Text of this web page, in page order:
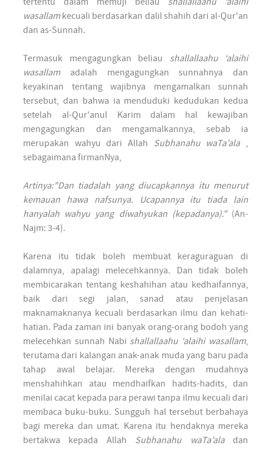
wasallamkecuali berdasarkan dalil shahih dari al-Qur'an
dan as-Sunnah.
Termasuk mengagungkan beliau shallallaahu ‘alaihi
wasallamadalah mengagungkan sunnahnya dan
keyakinan tentang wajibnya mengamalkan sunnah
tersebut, dan bahwa ia menduduki kedudukan kedua
setelah al-Qur'anul Karim dalam hal kewajiban
mengagungkan dan mengamalkannya, sebab ia
merupakan wahyu dari Allah Subhanahu waTa’ala,
sebagaimana firmanNya,
Artinya:"Dan tiadalah yang diucapkannya itu menurut
kemauan hawa nafsunya. Ucapannya itu tiada lain
hanyalah wahyu yang diwahyukan (kepadanya)."(An-
Najm: 3-4).
Karena itu tidak boleh membuat keraguraguan di
dalamnya, apalagi melecehkannya. Dan tidak boleh
membicarakan tentang keshahihan atau kedhaifannya,
baik dari segi jalan, sanad atau penjelasan
maknamaknanya kecuali berdasarkan ilmu dan kehati-
hatian. Pada zaman ini banyak orang-orang bodoh yang
melecehkan sunnah Nabi shallallaahu ‘alaihi wasallam,
terutama dari kalangan anak-anak muda yang baru pada
tahap awal belajar. Mereka dengan mudahnya
menshahihkan atau mendhaifkan hadits-hadits, dan
menilai cacat kepada para perawi tanpa ilmu kecuali dari
membaca buku-buku. Sungguh hal tersebut berbahaya
bagi mereka dan umat. Karena itu hendaknya mereka
bertakwa kepada Allah Subhanahu waTa’aladan